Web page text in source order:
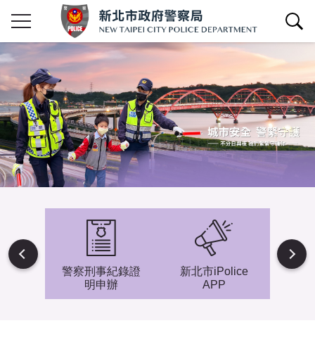
查詢區開關
難專
警察刑事紀錄證
明申辦
新北市iPolice
APP
小小